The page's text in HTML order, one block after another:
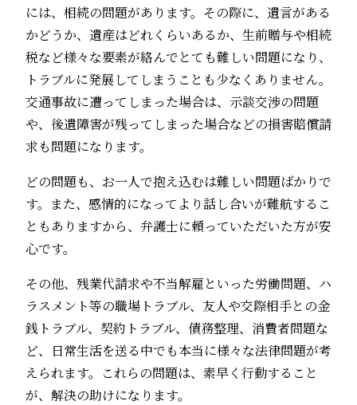
には、相続の問題があります。その際に、遺言がある
かどうか、遺産はどれくらいあるか、生前贈与や相続
税など様々な要素が絡んでとても難しい問題になり、
トラブルに発展してしまうことも少なくありません。
交通事故に遭ってしまった場合は、示談交渉の問題
や、後遺障害が残ってしまった場合などの損害賠償請
求も問題になります。
どの問題も、お一人で抱え込むは難しい問題ばかりで
す。また、感情的になってより話し合いが難航するこ
ともありますから、弁護士に頼っていただいた方が安
心です。
その他、残業代請求や不当解雇といった労働問題、ハ
ラスメント等の職場トラブル、友人や交際相手との金
銭トラブル、契約トラブル、債務整理、消費者問題な
ど、日常生活を送る中でも本当に様々な法律問題が考
えられます。これらの問題は、素早く行動すること
が、解決の助けになります。